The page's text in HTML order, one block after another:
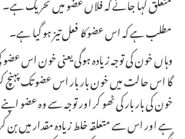
مطلب ہے کہ اس عضوکا
وہاں خون کی توجہ زیادہ ہوگی یعنی خون اس
گا اس حالت میں خون بار بار اس عضو تک پہنچ
خون کی بار بار کی ٹھو کر اور توجہ سے وہ عضو
ہے اور اس سے متعلقہ خلط زیادہ مقدار میں